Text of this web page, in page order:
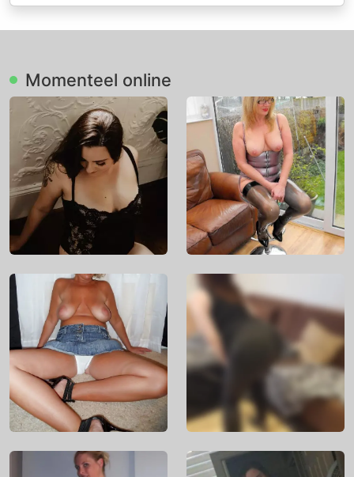
Momenteel online